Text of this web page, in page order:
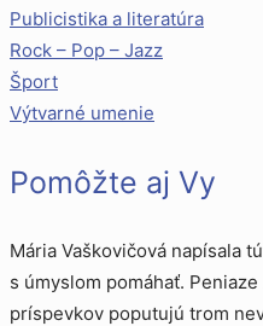
Publicistika a literatúra
Rock – Pop – Jazz
Šport
Výtvarné umenie
Pomôžte aj Vy
Mária Vaškovičová napísala
s úmyslom pomáhať. Peniaze
príspevkov poputujú trom